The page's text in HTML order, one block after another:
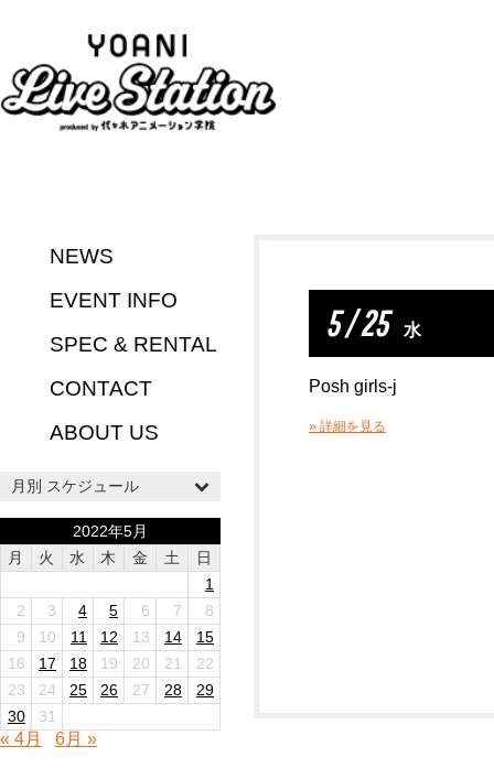
NEWS
EVENT INFO
SPEC & RENTAL
CONTACT
ABOUT US
月別 スケジュール
2022年5月
月
火 水 木 金 土
日
1
2
3 4 5 6 7
8
9
10 11 12 13 14
15
16
17 18 19 20 21
22
23
24 25 26 27 28
29
30
31
« 4月 6月 »
5 / 25 水
Posh girls-j
» 詳細を見る